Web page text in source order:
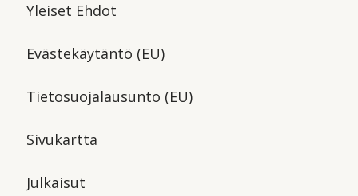
Yleiset Ehdot
Evästekäytäntö (EU)
Tietosuojalausunto (EU)
Sivukartta
Julkaisut